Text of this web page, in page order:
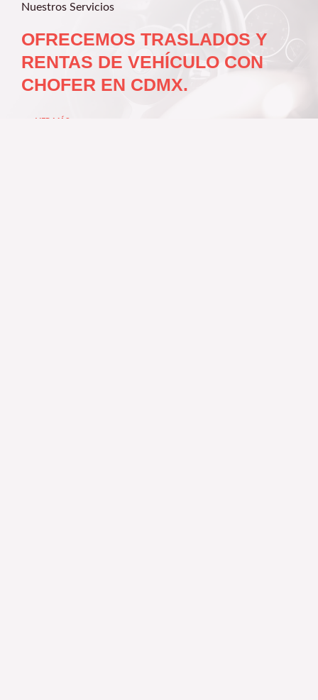
Nuestros Servicios
OFRECEMOS TRASLADOS Y
RENTAS DE VEHÍCULO CON
CHOFER EN CDMX.
VER MÁS